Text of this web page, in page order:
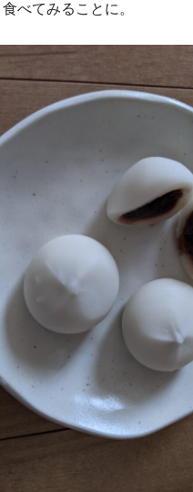
べてみることに。